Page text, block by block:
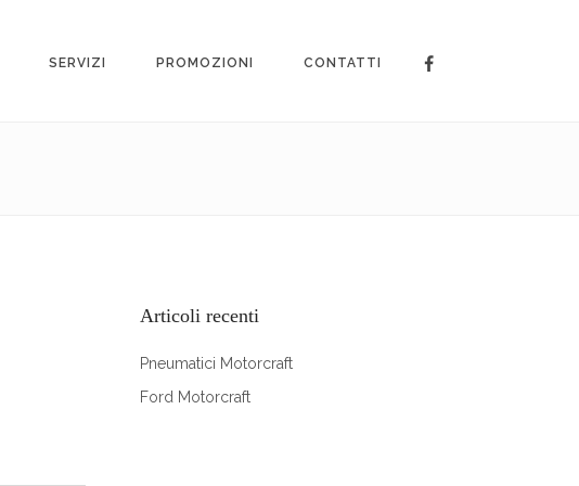
SERVIZI PROMOZIONI CONTATTI
Articoli recenti
Pneumatici Motorcraft
Ford Motorcraft